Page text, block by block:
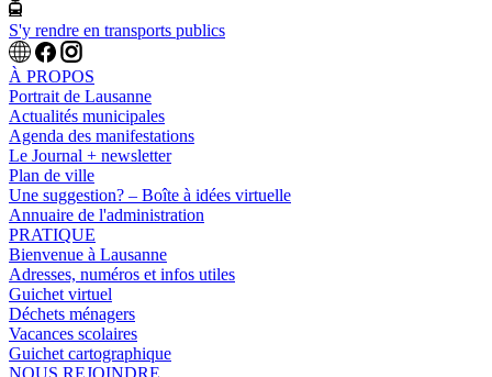
S'y rendre en transports publics
À PROPOS
Portrait de Lausanne
Actualités municipales
Agenda des manifestations
Le Journal + newsletter
Plan de ville
Une suggestion? – Boîte à idées virtuelle
Annuaire de l'administration
PRATIQUE
Bienvenue à Lausanne
Adresses, numéros et infos utiles
Guichet virtuel
Déchets ménagers
Vacances scolaires
Guichet cartographique